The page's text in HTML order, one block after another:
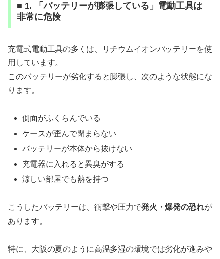
■ 1. 「バッテリーが膨張している」電動工具は
非常に危険
充電式電動工具の多くは、リチウムイオンバッテリーを使
用しています。
このバッテリーが劣化すると膨張し、次のような状態にな
ります。
側面がふくらんでいる
ケースが歪んで閉まらない
バッテリーが本体から抜けない
充電器に入れると異臭がする
涼しい部屋でも熱を持つ
こうしたバッテリーは、衝撃や圧力で発火・爆発の恐れが
あります。
特に、大阪の夏のように高温多湿の環境では劣化が進みや